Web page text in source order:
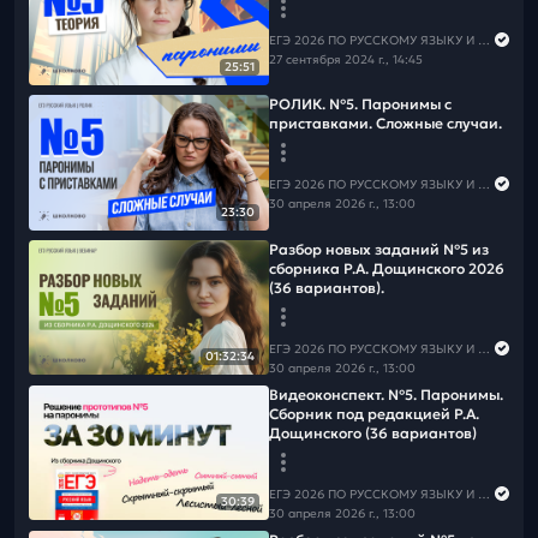
📲Канал в MAX
⚠️Чтобы не пропустить вебинары и полезную информацию
по русскому языку,подпишись на рассылку
25:51
27 сентября 2024 г., 14:45
23:30
РОЛИК. №5. Паронимы с
приставками. Сложные случаи.
ЕГЭ 2026 ПО РУССКОМУ ЯЗЫКУ И МАТЕМАТИКЕ
30 апреля 2026 г., 13:00
01:32:34
Разбор новых заданий №5 из
сборника Р.А. Дощинского 2026
(36 вариантов).
30 апреля 2026 г., 13:00
30:39
Видеоконспект. №5. Паронимы.
Сборник под редакцией Р.А.
Дощинского (36 вариантов)
30 апреля 2026 г., 13:00